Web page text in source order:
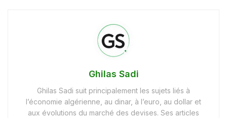
Ghilas Sadi
Ghilas Sadi suit principalement les sujets liés à
l’économie algérienne, au dinar, à l’euro, au dollar et
aux évolutions du marché des devises. Ses articles